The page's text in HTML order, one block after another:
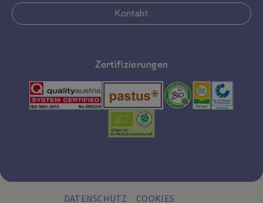
Kontakt
Zertifizierungen
DATENSCHUTZ COOKIES